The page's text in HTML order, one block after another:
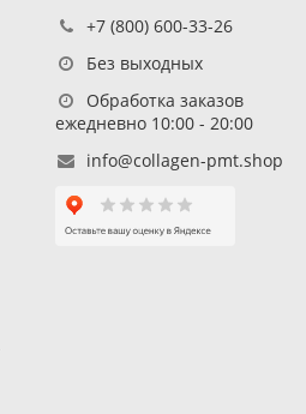
+7 (800) 600-33-26
Без выходных
Обработка заказов
ежедневно 10:00 - 20:00
info@collagen-pmt.shop